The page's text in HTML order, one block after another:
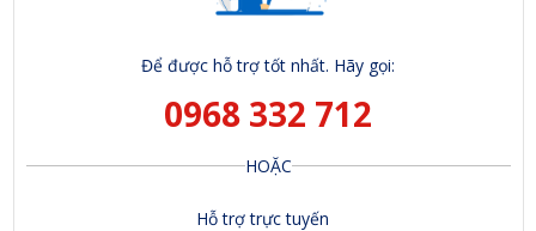
Để được hỗ trợ tốt nhất. Hãy gọi:
0968 332 712
HOẶC
Hỗ trợ trực tuyến